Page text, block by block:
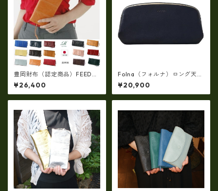
豊岡財布（認定商品）FEEDBA
G【豊岡製】（15color）スペ
イン仔牛革製☆手絞りオイル
レザーラウンドファスナー 長
¥26,400
Folna（フォルナ）ロング天溝
がま口長財布(牛革製・日本
製）fo-2993878
¥20,900